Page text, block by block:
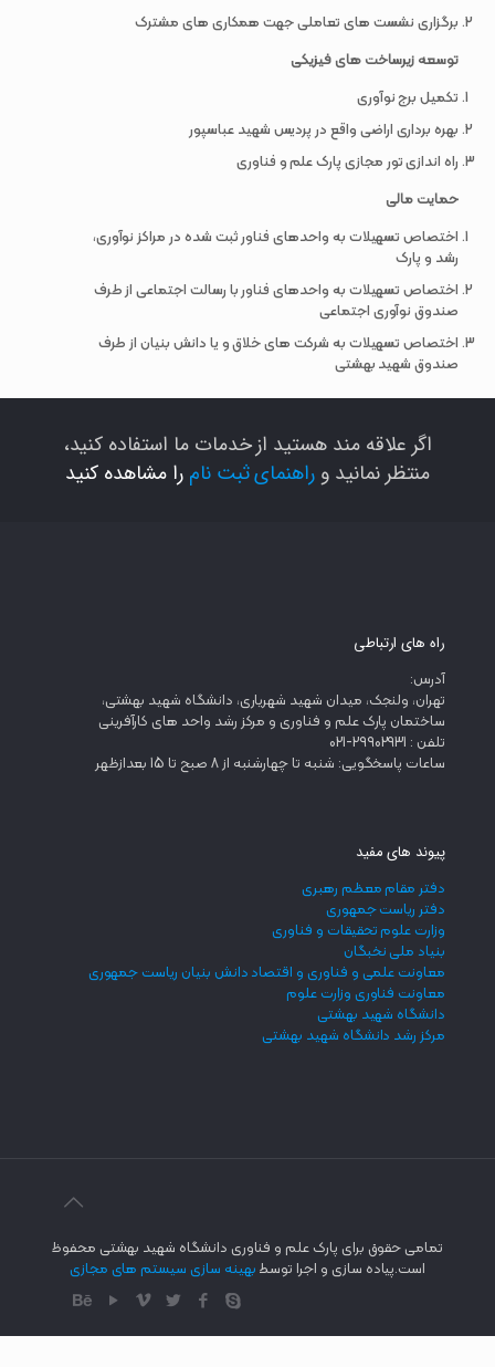
برگزاری نشست های تعاملی جهت همکاری های مشترک
توسعه زیرساخت های فیزیکی
تکمیل برج نوآوری
بهره برداری اراضی واقع در پردیس شهید عباسپور
راه اندازی تور مجازی پارک علم و فناوری
حمایت مالی
اختصاص تسهیلات به واحدهای فناور ثبت شده در مراکز نوآوری،
رشد و پارک
اختصاص تسهیلات به واحدهای فناور با رسالت اجتماعی از طرف
صندوق نوآوری اجتماعی
اختصاص تسهیلات به شرکت های خلاق و یا دانش بنیان از طرف
صندوق شهید بهشتی
اگر علاقه مند هستید از خدمات ما استفاده کنید،
منتظر نمانید و راهنمای ثبت نام را مشاهده کنید
راه های ارتباطی
آدرس:
تهران، ولنجک، میدان شهید شهریاری، دانشگاه شهید بهشتی،
ساختمان پارک علم و فناوری و مرکز رشد واحد های کارآفرینی
تلفن : 29902931-021
ساعات پاسخگویی: شنبه تا چهارشنبه از 8 صبح تا 15 بعدازظهر
پیوند های مفید
دفتر مقام معظم رهبری
دفتر ریاست جمهوری
وزارت علوم تحقیقات و فناوری
بنیاد ملی نخبگان
معاونت علمی و فناوری و اقتصاد دانش بنیان ریاست جمهوری
معاونت فناوری وزارت علوم
دانشگاه شهید بهشتی
مرکز رشد دانشگاه شهید بهشتی
تمامی حقوق برای پارک علم و فناوری دانشگاه شهید بهشتی محفوظ
است.پیاده سازی و اجرا توسط بهینه سازی سیستم های مجازی